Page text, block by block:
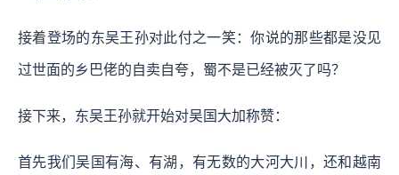
接着登场的东吴王孙对此付之一笑：你说的那些都是没见
过世面的乡巴佬的自卖自夸，蜀不是已经被灭了吗？
接下来，东吴王孙就开始对吴国大加称赞：
首先我们吴国有海、有湖，有无数的大河大川，还和越南